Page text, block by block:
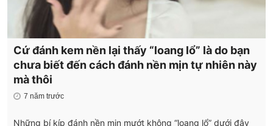
Cứ đánh kem nền lại thấy “loang lổ” là do bạn
chưa biết đến cách đánh nền mịn tự nhiên này
mà thôi
7 năm trước
Những bí kíp đánh nền mịn mướt không “loang lổ” dưới đây